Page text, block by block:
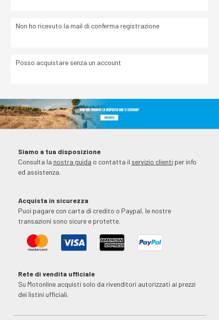
Non ho ricevuto la mail di conferma registrazione
Posso acquistare senza un account
Siamo a tua disposizione
Consulta la nostra guida o contatta il servizio clienti per info
ed assistenza.
Acquista in sicurezza
Puoi pagare con carta di credito o Paypal, le nostre
transazioni sono sicure e protette.
Rete di vendita ufficiale
Su Motonline acquisti solo da rivenditori autorizzati ai prezzi
dei listini ufficiali.